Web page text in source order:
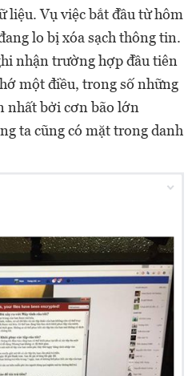
liệu. Vụ việc bắt đầu từ hôm
lo bị xóa sạch thông tin.
nhận trường hợp đầu tiên
một điều, trong số những
nhất bởi cơn bão lớn
ta cũng có mặt trong danh